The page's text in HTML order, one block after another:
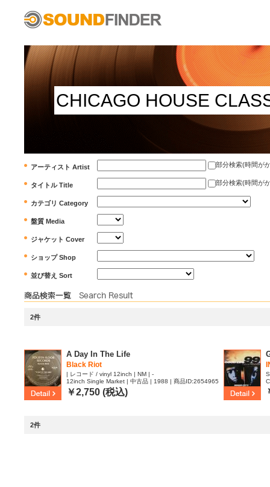
アーティスト Artist 部分検索(時間が
タイトル Title 部分検索(時間が
カテゴリ Category
盤質 Media
ジャケット Cover
ショップ Shop
並び替え Sort
2件
A Day In The Life
Black Riot
| レコード / vinyl 12inch | NM | -
12inch Single Market | 中古品 | 1988 | 商品ID:2654965
￥2,750 (税込)
2件